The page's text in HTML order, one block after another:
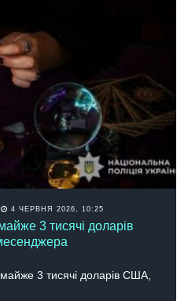
4 ЧЕРВНЯ 2026, 10:25
3 тисячі доларів
3 тисячі доларів США,